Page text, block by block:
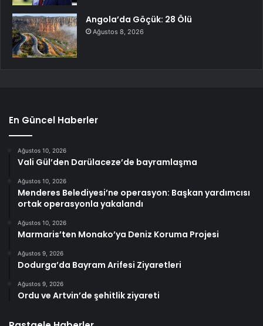
Angola’da Göçük: 28 Ölü
Ağustos 8, 2026
En Güncel Haberler
Ağustos 10, 2026
Vali Gül’den Darülaceze’de bayramlaşma
Ağustos 10, 2026
Menderes Belediyesi’ne operasyon: Başkan yardımcısı
ortak operasyonla yakalandı
Ağustos 10, 2026
Marmaris’ten Monako’ya Deniz Koruma Projesi
Ağustos 9, 2026
Dodurga’da Bayram Arifesi Ziyaretleri
Ağustos 9, 2026
Ordu ve Artvin’de şehitlik ziyareti